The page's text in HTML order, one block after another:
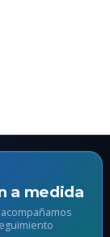
a medida